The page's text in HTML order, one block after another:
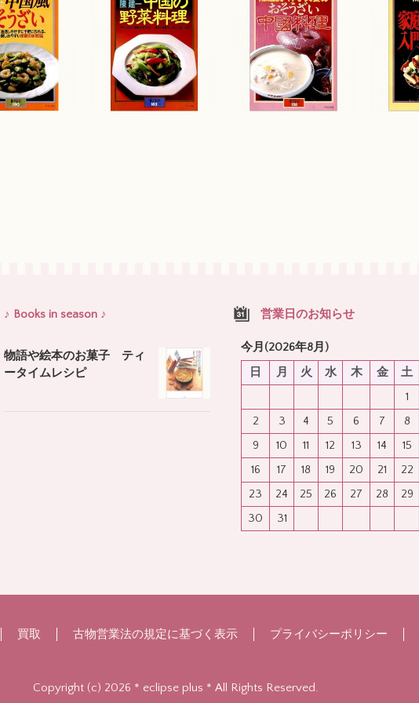
♪ Books in season ♪
物語や絵本のお菓子 ティ
ータイムレシピ
営業日のお知らせ
今月(2026年8月)
日
月 火 水 木 金
土
1
2
3 4 5 6 7
8
9
10 11 12 13 14
15
16
17 18 19 20 21
22
23
24 25 26 27 28
29
30
31
買取 古物営業法の規定に基づく表示 プライバシーポリシー
Copyright (c) 2026 * eclipse plus * All Rights Reserved.